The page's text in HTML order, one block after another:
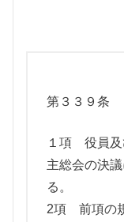
第３３９条
１項 役員及
主総会の決
る。
2項 前項の